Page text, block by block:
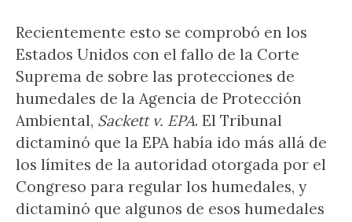
Recientemente esto se comprobó en los
Estados Unidos con el fallo de la Corte
Suprema de sobre las protecciones de
humedales de la Agencia de Protección
Ambiental, Sackett v. EPA. El Tribunal
dictaminó que la EPA había ido más allá de
los límites de la autoridad otorgada por el
Congreso para regular los humedales, y
dictaminó que algunos de esos humedales